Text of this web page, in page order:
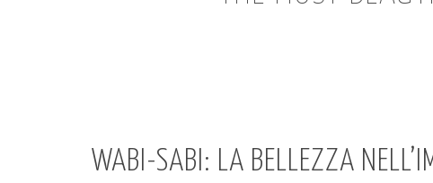
WABI-SABI: LA BELLEZZA